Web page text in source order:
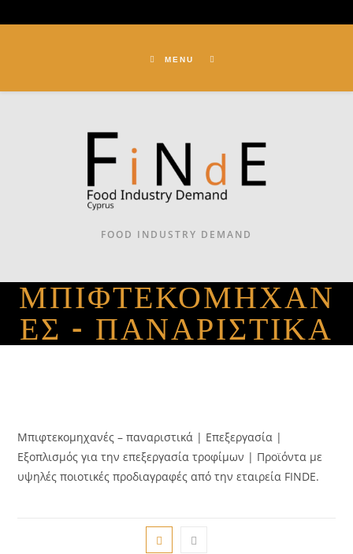
MENU
FOOD INDUSTRY DEMAND
ΜΠΙΦΤΕΚΟΜΗΧΑΝ
ΈΣ - ΠΑΝΑΡΙΣΤΙΚΆ
Μπιφτεκομηχανές – παναριστικά | Επεξεργασία |
Εξοπλισμός για την επεξεργασία τροφίμων | Προϊόντα με
υψηλές ποιοτικές προδιαγραφές από την εταιρεία FINDE.